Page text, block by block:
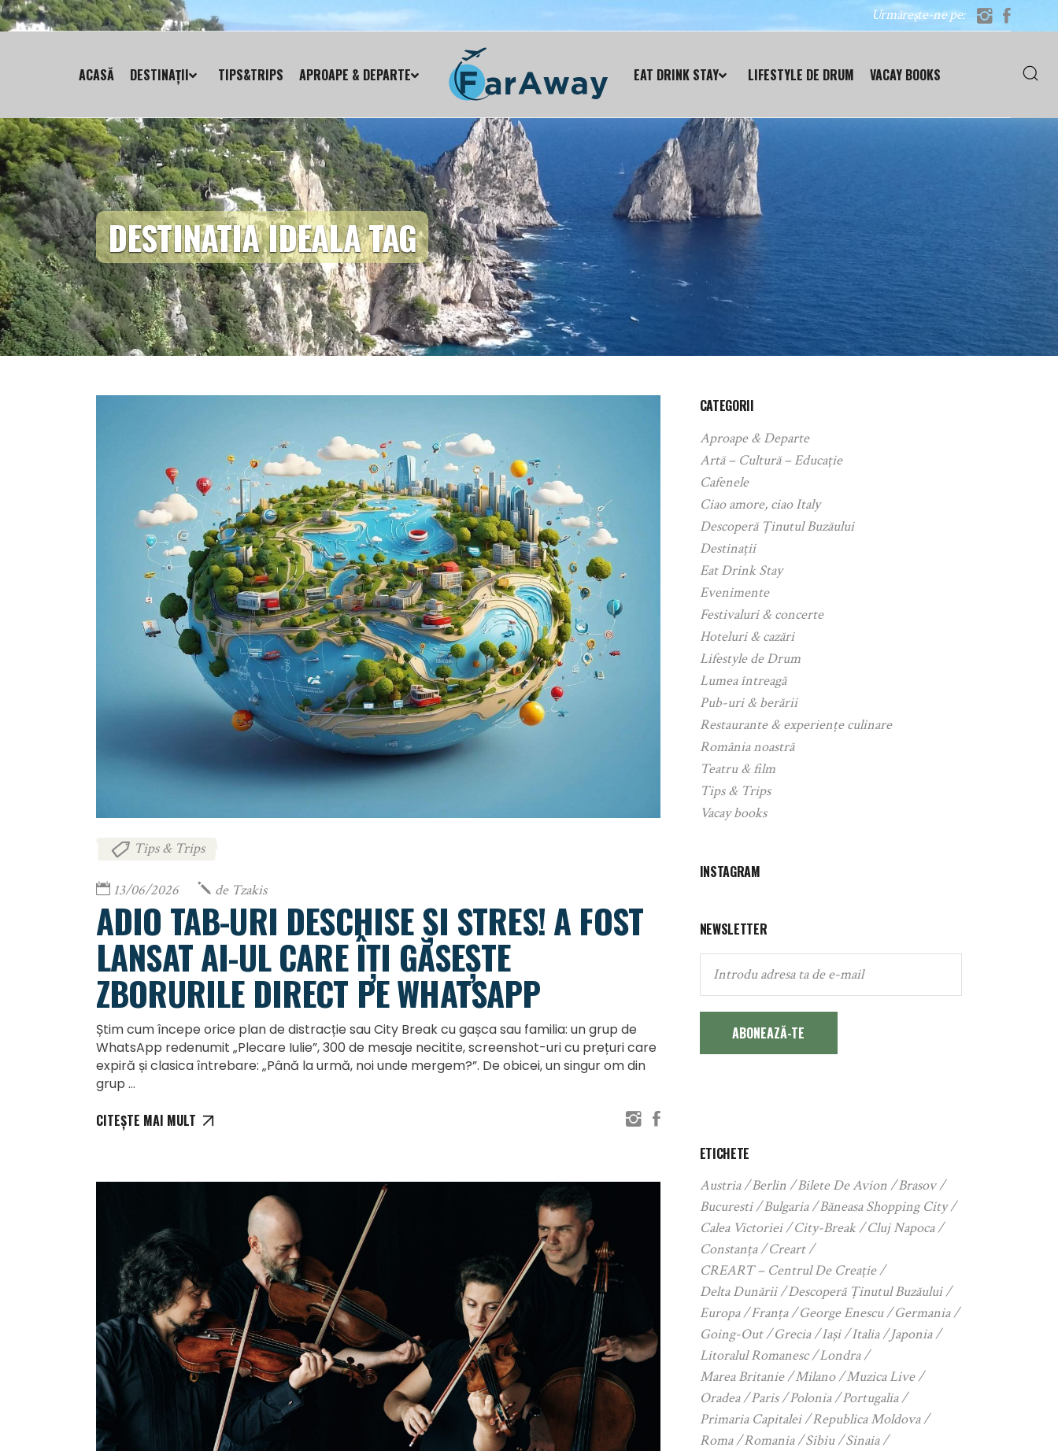
Urmărește-ne pe:
ACASĂ DESTINAȚII TIPS&TRIPS APROAPE & DEPARTE EAT DRINK STAY LIFESTYLE DE DRUM VACAY BOOKS
DESTINATIA IDEALA TAG
Tips & Trips
13/06/2026 de Tzakis
ADIO TAB-URI DESCHISE ȘI STRES! A FOST
LANSAT AI-UL CARE ÎȚI GĂSEȘTE
ZBORURILE DIRECT PE WHATSAPP
Știm cum începe orice plan de distracție sau City Break cu gașca sau familia: un grup de
WhatsApp redenumit „Plecare Iulie”, 300 de mesaje necitite, screenshot-uri cu prețuri care
expiră și clasica întrebare: „Până la urmă, noi unde mergem?”. De obicei, un singur om din
grup
CITEȘTE MAI MULT
CATEGORII
Aproape & Departe
Artă – Cultură – Educație
Cafenele
Ciao amore, ciao Italy
Descoperă Ținutul Buzăului
Destinații
Eat Drink Stay
Evenimente
Festivaluri & concerte
Hoteluri & cazări
Lifestyle de Drum
Lumea întreagă
Pub-uri & berării
Restaurante & experiențe culinare
România noastră
Teatru & film
Tips & Trips
Vacay books
INSTAGRAM
NEWSLETTER
ABONEAZĂ-TE
ETICHETE
Austria Berlin Bilete De Avion
Brasov
Bucuresti
Bulgaria
Băneasa Shopping City
Calea Victoriei
City-Break
Cluj Napoca
Constanța
Creart
CREART – Centrul De Creație
Delta Dunării
Descoperă Ținutul Buzăului
Europa
Franța George Enescu
Germania
Going-Out
Grecia Iași Italia
Japonia
Litoralul Romanesc
Londra
Marea Britanie
Milano
Muzica Live
Oradea
Paris Polonia
Portugalia
Primaria Capitalei
Republica Moldova
Roma
Romania Sibiu
Sinaia